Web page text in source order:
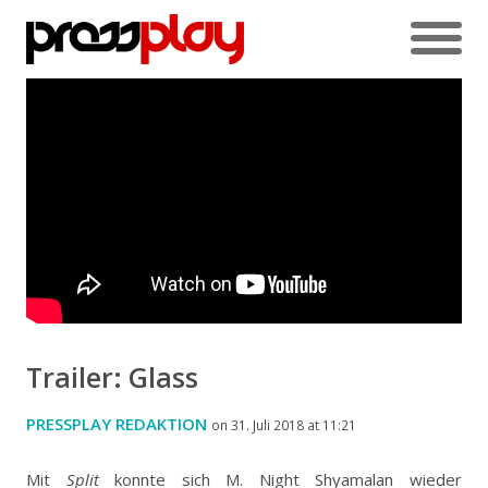
Trailer: Glass
PRESSPLAY REDAKTION on 31. Juli 2018 at 11:21
Mit Splitkonnte sich M. Night Shyamalan wieder